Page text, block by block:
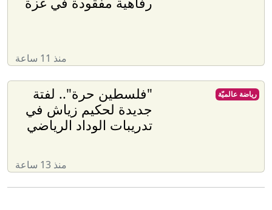
منذ 11 ساعة
"فلسطين حرة".. لفتة
جديدة لحكيم زياش في
تدريبات الوداد الرياضي
منذ 13 ساعة
رياضة عالميّة